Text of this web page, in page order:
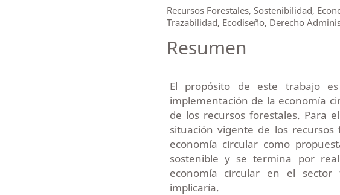
Recursos Forestales, Sostenibilidad,
Trazabilidad, Ecodiseño, Derecho
Resumen
El propósito de este trabajo
implementación de la economía
de los recursos forestales. Para
situación vigente de los
economía circular como
sostenible y se termina por
economía circular en el
implicaría.